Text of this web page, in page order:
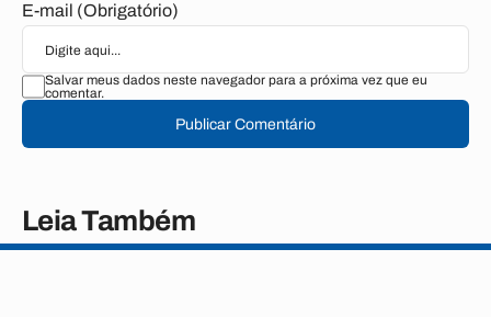
E-mail (Obrigatório)
Salvar meus dados neste navegador para a próxima vez que eu
comentar.
Publicar Comentário
Leia Também